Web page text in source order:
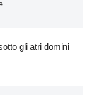
gli atri domini